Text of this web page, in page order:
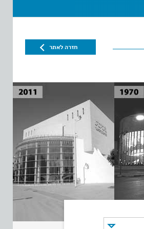
חזרה לאתר